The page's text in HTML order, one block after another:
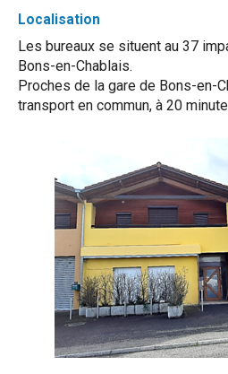
Localisation
Les bureaux se situent au 37
Bons-en-Chablais.
Proches de la gare de Bons-en-
transport en commun, à 20